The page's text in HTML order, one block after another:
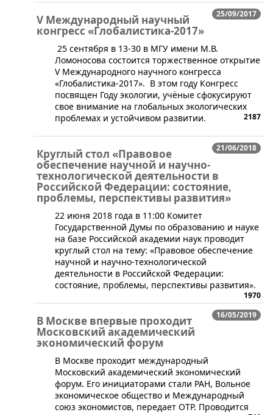
25/09/2017
V Международный научный
конгресс «Глобалистика-2017»
25 сентября в 13-30 в МГУ имени М.В.
Ломоносова состоится торжественное открытие
V Международного научного конгресса
«Глобалистика-2017». В этом году Конгресс
посвящен Году экологии, учёные сфокусируют
свое внимание на глобальных экологических
проблемах и устойчивом развитии.
2187
21/06/2018
Круглый стол «Правовое
обеспечение научной и научно-
технологической деятельности в
Российской Федерации: состояние,
проблемы, перспективы развития»
​22 июня 2018 года в 11:00 Комитет
Государственной Думы по образованию и науке
на базе Российской академии наук проводит
круглый стол на тему: «Правовое обеспечение
научной и научно-технологической
деятельности в Российской Федерации:
состояние, проблемы, перспективы развития».
1970
16/05/2019
В Москве впервые проходит
Московский академический
экономический форум
​В Москве проходит международный
Московский академический экономический
форум. Его инициаторами стали РАН, Вольное
экономическое общество и Международный
союз экономистов, передает ОТР. Проводится